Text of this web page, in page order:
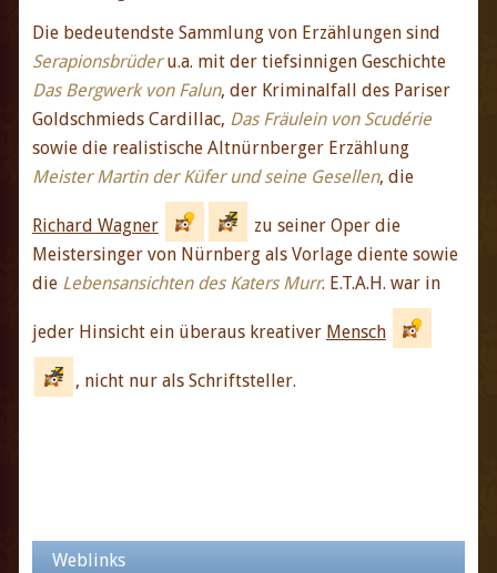
Die bedeutendste Sammlung von Erzählungen sind
Serapionsbrüderu.a. mit der tiefsinnigen Geschichte
Das Bergwerk von Falun, der Kriminalfall des Pariser
Goldschmieds Cardillac, Das Fräulein von Scudérie
sowie die realistische Altnürnberger Erzählung
Meister Martin der Küfer und seine Gesellen, die
Richard Wagner
zu seiner Oper die
Meistersinger von Nürnberg als Vorlage diente sowie
die Lebensansichten des Katers Murr. E.T.A.H. war in
jeder Hinsicht ein überaus kreativer Mensch
, nicht nur als Schriftsteller.
Weblinks